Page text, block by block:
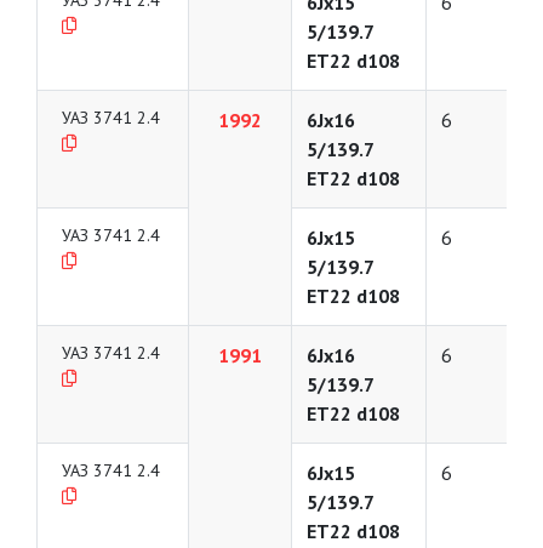
5/139.7
ET22 d108
УАЗ 3741 2.4 1992
6Jx16
5/139.7
ET22 d108
6
УАЗ 3741 2.4
6Jx15
5/139.7
ET22 d108
6
УАЗ 3741 2.4 1991
6Jx16
5/139.7
ET22 d108
6
УАЗ 3741 2.4
6Jx15
5/139.7
ET22 d108
6